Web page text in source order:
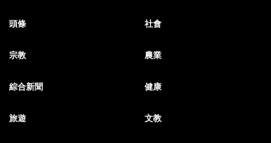
頭條 社會
宗教 農業
綜合新聞 健康
旅遊 文教